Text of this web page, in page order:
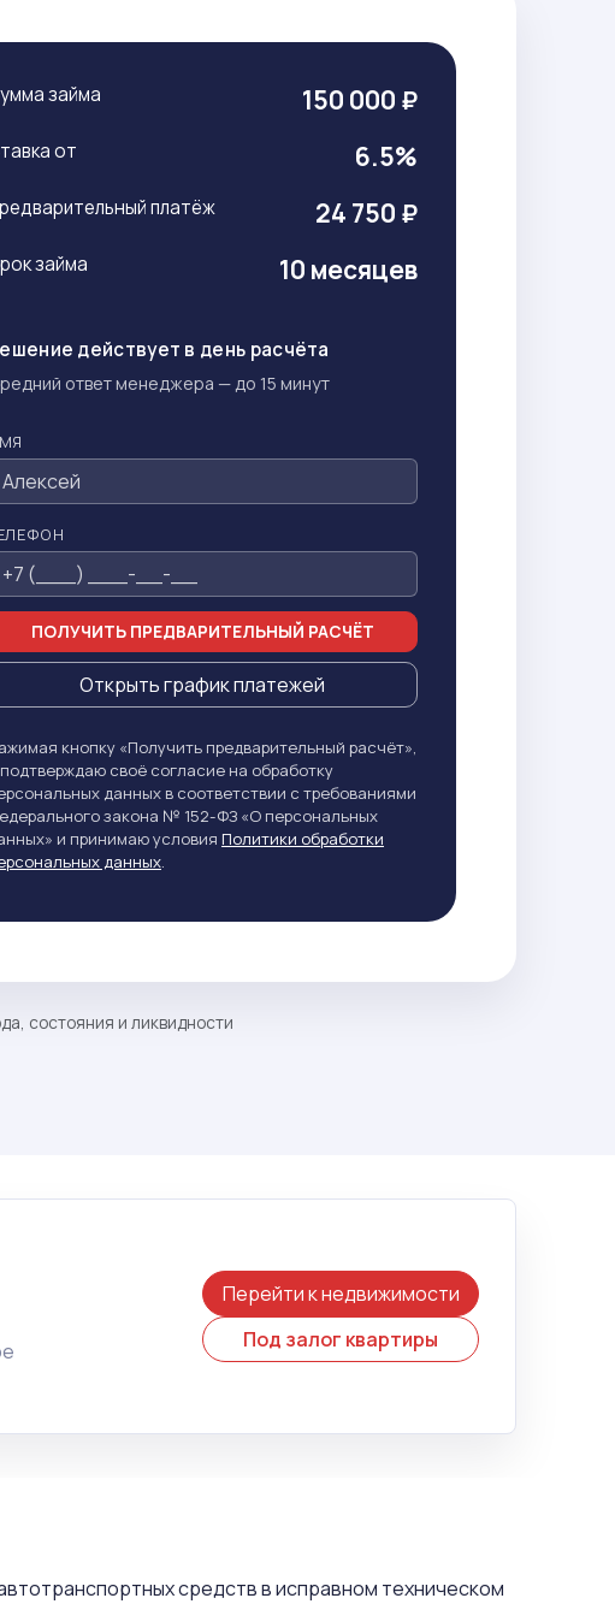
займа 150 000 ₽
от 6.5%
платёж 24 750 ₽
займа 10 месяцев
действует в день расчёта
ответ менеджера — до 15 минут
ПОЛУЧИТЬ ПРЕДВАРИТЕЛЬНЫЙ РАСЧЁТ
Открыть график платежей
кнопку «Получить предварительный расчёт»,
своё согласие на обработку
данных в соответствии с требованиями
закона № 152-ФЗ «О персональных
и принимаю условия Политики обработки
данных.
состояния и ликвидности
Перейти к недвижимости
Под залог квартиры
средств в исправном техническом